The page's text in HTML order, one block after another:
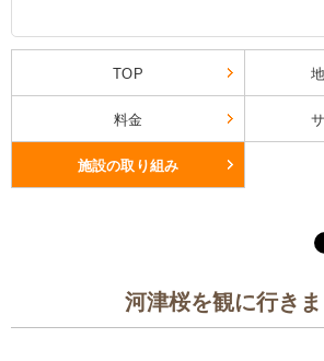
TOP
料金
施設の取り組み
河津桜を観に行き